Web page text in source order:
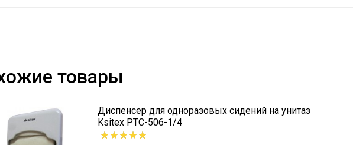
товары
Диспенсер для одноразовых сидений на унитаз
Ksitex PTC-506-1/4